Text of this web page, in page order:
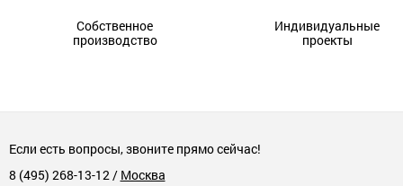
Собственное
производство
Индивидуальные
проекты
Если есть вопросы, звоните прямо сейчас!
8 (495) 268-13-12 / Москва